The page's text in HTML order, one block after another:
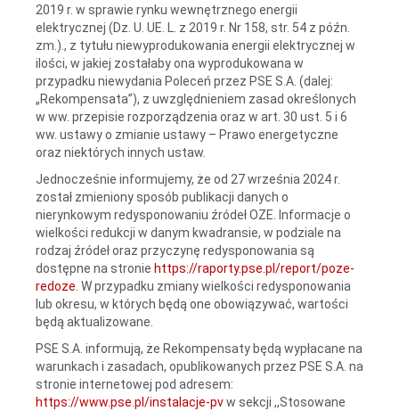
2019 r. w sprawie rynku wewnętrznego energii
elektrycznej (Dz. U. UE. L. z 2019 r. Nr 158, str. 54 z późn.
zm.)., z tytułu niewyprodukowania energii elektrycznej w
ilości, w jakiej zostałaby ona wyprodukowana w
przypadku niewydania Poleceń przez PSE S.A. (dalej:
„Rekompensata”), z uwzględnieniem zasad określonych
w ww. przepisie rozporządzenia oraz w art. 30 ust. 5 i 6
ww. ustawy o zmianie ustawy – Prawo energetyczne
oraz niektórych innych ustaw.
Jednocześnie informujemy, że od 27 września 2024 r.
został zmieniony sposób publikacji danych o
nierynkowym redysponowaniu źródeł OZE. Informacje o
wielkości redukcji w danym kwadransie, w podziale na
rodzaj źródeł oraz przyczynę redysponowania są
dostępne na stronie https://raporty.pse.pl/report/poze-
redoze . W przypadku zmiany wielkości redysponowania
lub okresu, w których będą one obowiązywać, wartości
będą aktualizowane.
PSE S.A. informują, że Rekompensaty będą wypłacane na
warunkach i zasadach, opublikowanych przez PSE S.A. na
stronie internetowej pod adresem:
https://www.pse.pl/instalacje-pvw sekcji ,,Stosowane